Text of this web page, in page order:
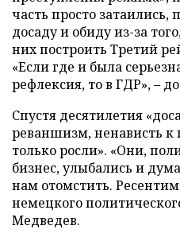
часть просто затаились,
досаду и обиду из-за
них построить Третий
«Если где и была
рефлексия, то в ГДР», –
Спустя десятилетия
реваншизм, ненависть
только росли». «Они,
бизнес, улыбались и
нам отомстить.
немецкого
Медведев.